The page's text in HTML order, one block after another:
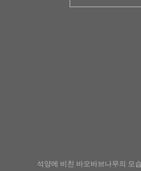
석양에 비친 바오바브나무의 모